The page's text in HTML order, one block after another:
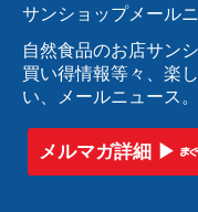
サンショップメール
自然食品のお店サン
買い得情報等々、楽
い、メールニュース。
メルマガ詳細 ▶︎